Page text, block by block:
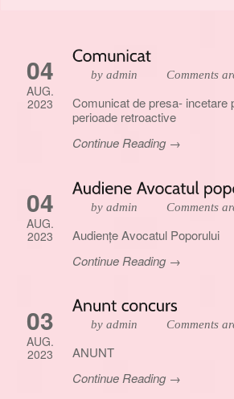
04
AUG.
2023
by admin Comments
Comunicat de presa- incetare
perioade retroactive
Continue Reading →
04
AUG.
2023
by admin Comments
Audiențe Avocatul Poporului
Continue Reading →
03
AUG.
2023
by admin Comments
ANUNT
Continue Reading →